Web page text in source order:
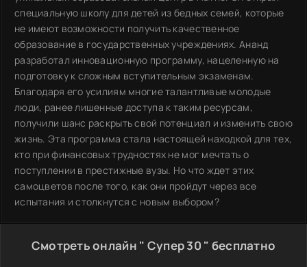
специальную школу для детей из бедных семей, которые
не имеют возможности получить качественное
образование в государственных учреждениях. Ананд
разработал инновационную программу, нацеленную на
подготовку к сложным вступительным экзаменам.
Благодаря его усилиям многие талантливые молодые
люди, ранее лишенные доступа к таким ресурсам,
получили шанс раскрыть свой потенциал и изменить свою
жизнь. Эта программа стала настоящей находкой для тех,
кто при финансовых трудностях не мог мечтать о
поступлении в престижные вузы. Но что ждет этих
самоцветов после того, как они пройдут через все
испытания и столкнутся с новым выбором?
Смотреть онлайн " Супер 30 " бесплатно